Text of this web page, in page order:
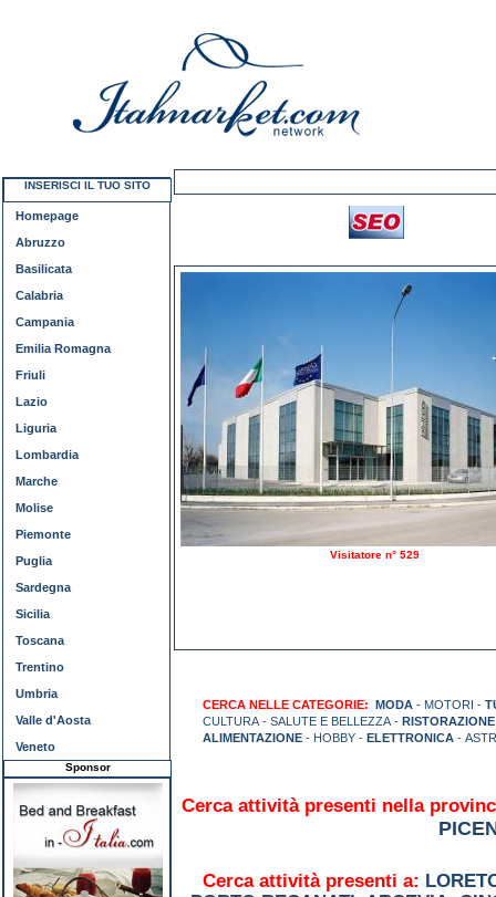
Visitatore n° 529
CERCA NELLE CATEGORIE: MODA - MOTORI -
CULTURA - SALUTE E BELLEZZA -
ALIMENTAZIONE - HOBBY - ELETTRONICA -
Cerca attività presenti nella
Cerca attività presenti a:
INSERISCI IL TUO SITO
Homepage
Abruzzo
Basilicata
Calabria
Campania
Emilia Romagna
Friuli
Lazio
Liguria
Lombardia
Marche
Molise
Piemonte
Puglia
Sardegna
Sicilia
Toscana
Trentino
Umbria
Valle d'Aosta
Veneto
Sponsor